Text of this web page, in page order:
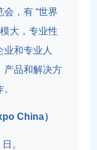
，有 “世界
大，专业性
和专业人
产品和解决方
China）
。